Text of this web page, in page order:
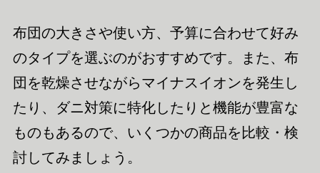
布団の大きさや使い方、予算に合わせて好み
のタイプを選ぶのがおすすめです。また、布
団を乾燥させながらマイナスイオンを発生し
たり、ダニ対策に特化したりと機能が豊富な
ものもあるので、いくつかの商品を比較・検
討してみましょう。